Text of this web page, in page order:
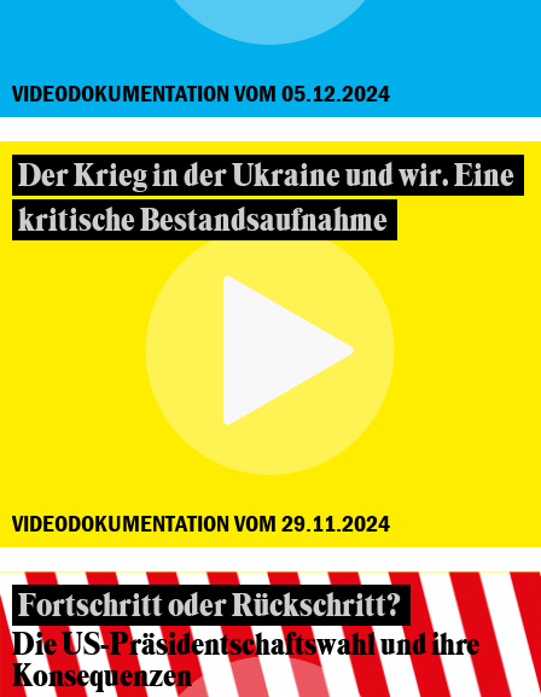
VIDEODOKUMENTATION VOM 05.12.2024
Der Krieg in der Ukraine und wir. Eine
kritische Bestandsaufnahme
VIDEODOKUMENTATION VOM 29.11.2024
Fortschritt oder Rückschritt?
Die US-Präsidentschaftswahl und ihre
Konsequenzen